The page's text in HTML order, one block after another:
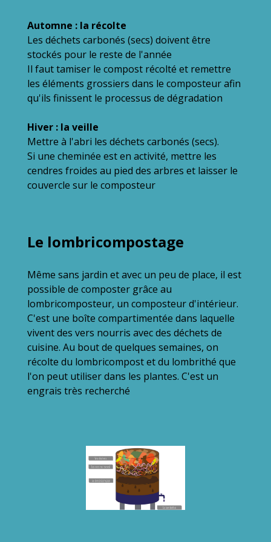
Automne : la récolte
Les déchets carbonés (secs) doivent être
stockés pour le reste de l'année
Il faut tamiser le compost récolté et remettre
les éléments grossiers dans le composteur afin
qu'ils finissent le processus de dégradation
Hiver : la veille
Mettre à l'abri les déchets carbonés (secs).
Si une cheminée est en activité, mettre les
cendres froides au pied des arbres et laisser le
couvercle sur le composteur
Le lombricompostage
Même sans jardin et avec un peu de place, il est
possible de composter grâce au
lombricomposteur, un composteur d'intérieur.
C'est une boîte compartimentée dans laquelle
vivent des vers nourris avec des déchets de
cuisine. Au bout de quelques semaines, on
récolte du lombricompost et du lombrithé que
l'on peut utiliser dans les plantes. C'est un
engrais très recherché